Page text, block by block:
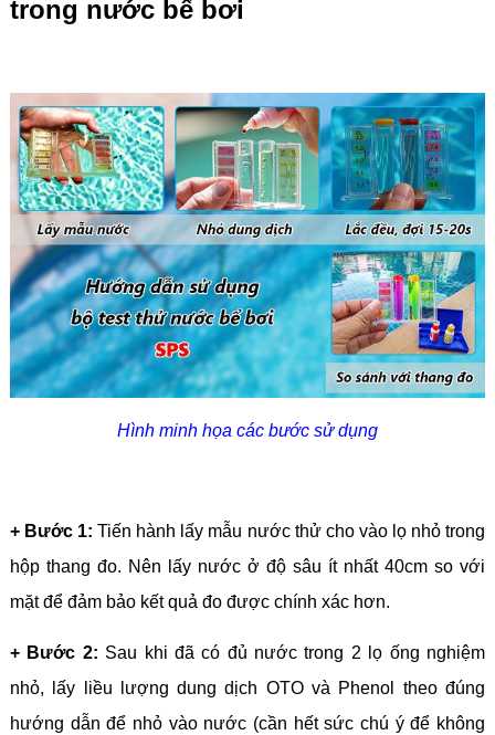
trong nước bể bơi
Hình minh họa các bước sử dụng
+ Bước 1:Tiến hành lấy mẫu nước thử cho vào lọ nhỏ trong
hộp thang đo. Nên lấy nước ở độ sâu ít nhất 40cm so với
mặt để đảm bảo kết quả đo được chính xác hơn.
+ Bước 2: Sau khi đã có đủ nước trong 2 lọ ống nghiệm
nhỏ, lấy liều lượng dung dịch OTO và Phenol theo đúng
hướng dẫn để nhỏ vào nước (cần hết sức chú ý để không